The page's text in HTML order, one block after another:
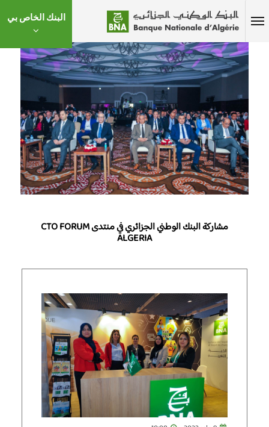
البنك الخاص بي
مشاركة البنك الوطني الجزائري في منتدى CTO FORUM
ALGERIA